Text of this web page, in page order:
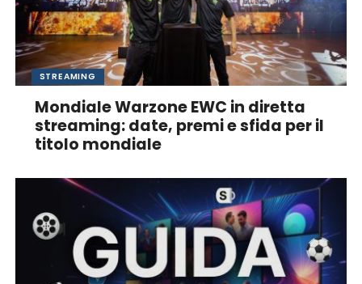
STREAMING
Mondiale Warzone EWC in diretta
streaming: date, premi e sfida per il
titolo mondiale